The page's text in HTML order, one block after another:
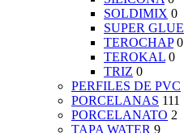
SOLDIMIX 0
SUPER GLUE
TEROCHAP 0
TEROKAL 0
TRIZ 0
PERFILES DE PVC
PORCELANAS 111
PORCELANATO 2
TAPA WATER 9